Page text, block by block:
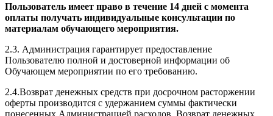
Пользователь имеет право в течение 14 дней с момента
оплаты получать индивидуальные консультации по
материалам обучающего мероприятия.
2.3. Администрация гарантирует предоставление
Пользователю полной и достоверной информации об
Обучающем мероприятии по его требованию.
2.4.Возврат денежных средств при досрочном расторжении
оферты производится с удержанием суммы фактически
понесенных Администрацией расходов. Возврат денежных